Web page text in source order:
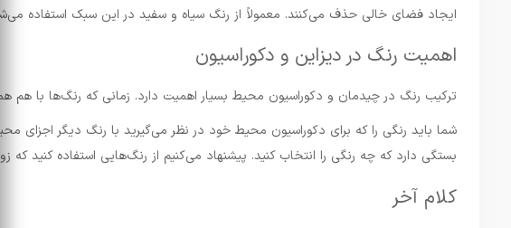
ایجاد فضای خالی حذف می‌کنند. معمولاً از رنگ سیاه و سفید در این سبک استفاده
اهمیت رنگ در دیزاین و دکوراسیون
ترکیب رنگ در چیدمان و دکوراسیون محیط بسیار اهمیت دارد. زمانی که رنگ‌ها با
شما باید رنگی را که برای دکوراسیون محیط خود در نظر می‌گیرید با رنگ دیگر اجزای
بستگی دارد که چه رنگی را انتخاب کنید‌. پیشنهاد می‌کنیم از رنگ‌هایی استفاده کنید که
کلام آخر